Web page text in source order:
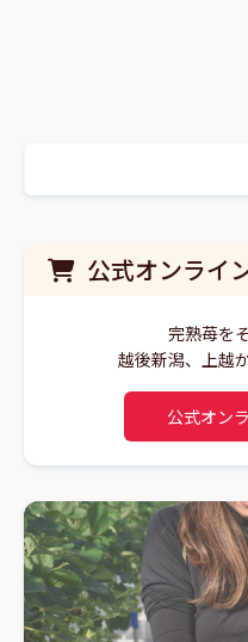
公式オンライ
完熟苺を
越後新潟、上越
公式オン